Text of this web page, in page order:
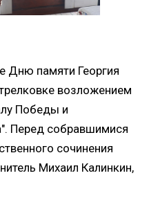
Дню памяти Георгия
возложением
Победы и
Перед собравшимися
сочинения
Михаил Калинкин,